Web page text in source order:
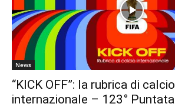
News
“KICK OFF”: la rubrica di calcio
internazionale – 123° Puntata